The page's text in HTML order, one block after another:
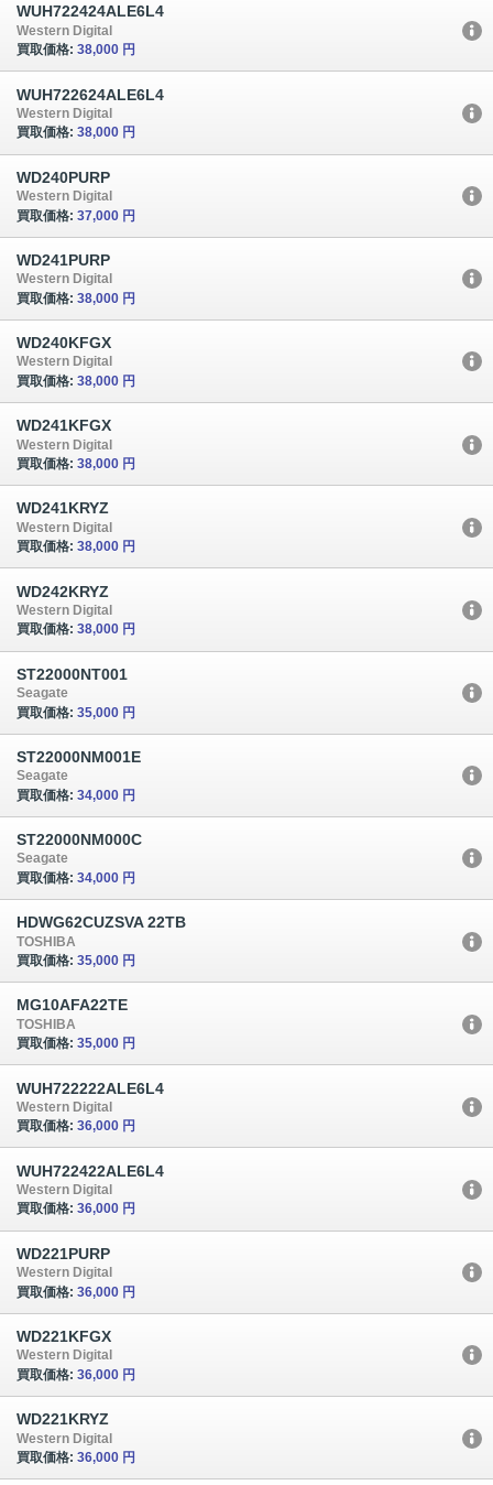
WUH722424ALE6L4
Western Digital
買取価格: 38,000 円
WUH722624ALE6L4
Western Digital
買取価格: 38,000 円
WD240PURP
Western Digital
買取価格: 37,000 円
WD241PURP
Western Digital
買取価格: 38,000 円
WD240KFGX
Western Digital
買取価格: 38,000 円
WD241KFGX
Western Digital
買取価格: 38,000 円
WD241KRYZ
Western Digital
買取価格: 38,000 円
WD242KRYZ
Western Digital
買取価格: 38,000 円
ST22000NT001
Seagate
買取価格: 35,000 円
ST22000NM001E
Seagate
買取価格: 34,000 円
ST22000NM000C
Seagate
買取価格: 34,000 円
HDWG62CUZSVA 22TB
TOSHIBA
買取価格: 35,000 円
MG10AFA22TE
TOSHIBA
買取価格: 35,000 円
WUH722222ALE6L4
Western Digital
買取価格: 36,000 円
WUH722422ALE6L4
Western Digital
買取価格: 36,000 円
WD221PURP
Western Digital
買取価格: 36,000 円
WD221KFGX
Western Digital
買取価格: 36,000 円
WD221KRYZ
Western Digital
買取価格: 36,000 円